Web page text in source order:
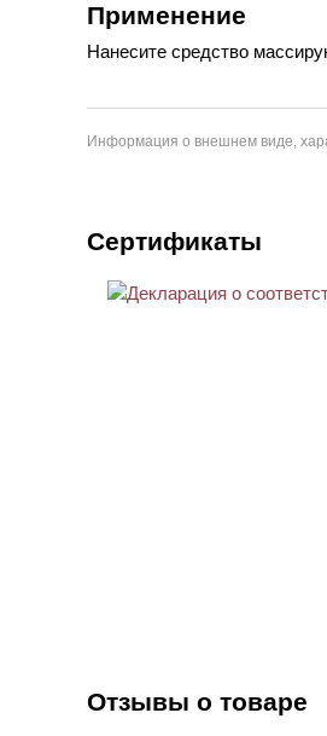
Применение
Нанесите средство
Информация о внешнем виде,
Сертификаты
Отзывы о товаре